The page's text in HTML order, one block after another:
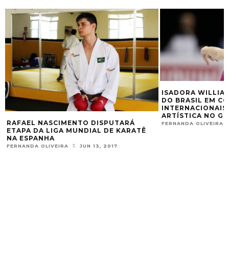
RAFAEL NASCIMENTO DISPUTARÁ
ETAPA DA LIGA MUNDIAL DE KARATÊ
NA ESPANHA
FERNANDA OLIVEIRA JUN 13, 2017
ISADORA
DO BRASIL EM
ARTÍSTICA NO
FERNANDA OLIVEIRA